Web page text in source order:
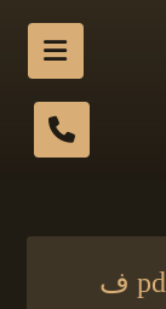
نموذج وثيقة عقد زواج pdf ف